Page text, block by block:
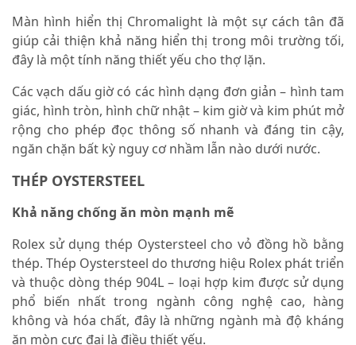
Màn hình hiển thị Chromalight là một sự cách tân đã
giúp cải thiện khả năng hiển thị trong môi trường tối,
đây là một tính năng thiết yếu cho thợ lặn.
Các vạch dấu giờ có các hình dạng đơn giản – hình tam
giác, hình tròn, hình chữ nhật – kim giờ và kim phút mở
rộng cho phép đọc thông số nhanh và đáng tin cậy,
ngăn chặn bất kỳ nguy cơ nhầm lẫn nào dưới nước.
THÉP OYSTERSTEEL
Khả năng chống ăn mòn mạnh mẽ
Rolex sử dụng thép Oystersteel cho vỏ đồng hồ bằng
thép. Thép Oystersteel do thương hiệu Rolex phát triển
và thuộc dòng thép 904L – loại hợp kim được sử dụng
phổ biến nhất trong ngành công nghệ cao, hàng
không và hóa chất, đây là những ngành mà độ kháng
ăn mòn cực đại là điều thiết yếu.